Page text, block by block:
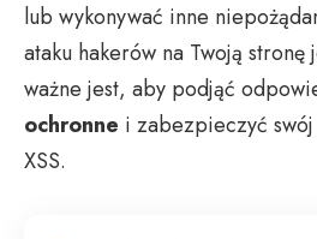
lub wykonywać inne
ataku hakerów na Twoją
ważne jest, aby podjąć
ochronne i zabezpieczyć
XSS.